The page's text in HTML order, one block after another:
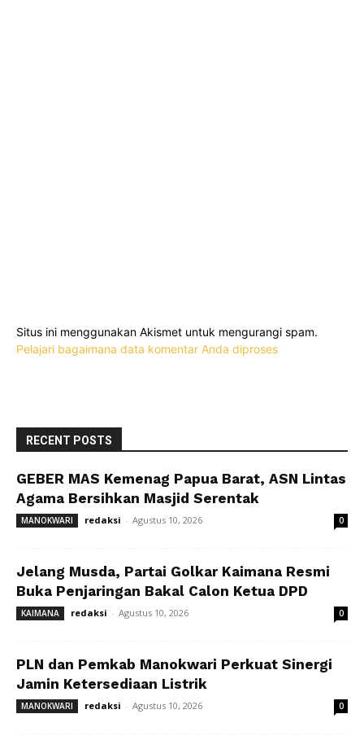
Situs ini menggunakan Akismet untuk mengurangi spam.
Pelajari bagaimana data komentar Anda diproses
RECENT POSTS
GEBER MAS Kemenag Papua Barat, ASN Lintas
Agama Bersihkan Masjid Serentak
MANOKWARI redaksi - Agustus 10, 2026 0
Jelang Musda, Partai Golkar Kaimana Resmi
Buka Penjaringan Bakal Calon Ketua DPD
KAIMANA redaksi - Agustus 10, 2026 0
PLN dan Pemkab Manokwari Perkuat Sinergi
Jamin Ketersediaan Listrik
MANOKWARI redaksi - Agustus 10, 2026 0